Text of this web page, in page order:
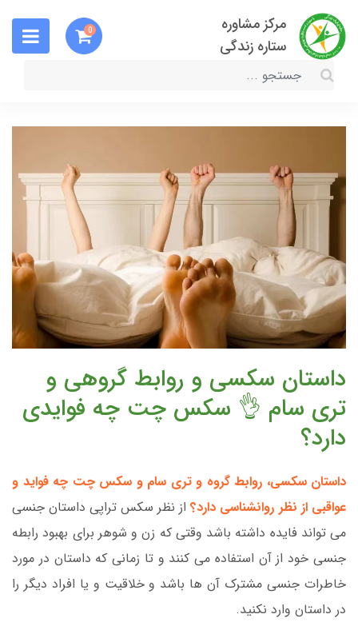
مرکز مشاوره
ستاره زندگی
0
داستان سکسی و روابط گروهی و
تری سام 👌 سکس چت چه فوایدی
دارد؟
داستان سکسی، روابط گروه و تری سام و سکس چت چه فواید و
عواقبی از نظر روانشناسی دارد؟ از نظر سکس تراپی داستان جنسی
می تواند فایده داشته باشد وقتی که زن و شوهر برای بهبود رابطه
جنسی خود از آن استفاده می کنند و تا زمانی که داستان در مورد
خاطرات جنسی مشترک آن ها باشد و خلاقیت و یا افراد دیگر را
در داستان وارد نکنید.